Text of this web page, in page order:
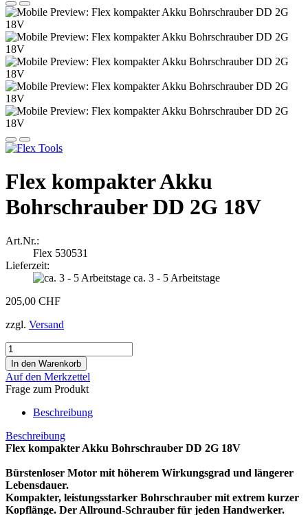
Flex kompakter Akku
Bohrschrauber DD 2G 18V
Art.Nr.:
Flex 530531
Lieferzeit:
ca. 3 - 5 Arbeitstage
205,00 CHF
zzgl. Versand
Auf den Merkzettel
Frage zum Produkt
Beschreibung
Beschreibung
Flex kompakter Akku Bohrschrauber DD 2G 18V
Bürstenloser Motor mit höherem Wirkungsgrad und längerer
Lebensdauer.
Kompakter, leistungsstarker Bohrschrauber mit extrem kurzer
Kopflänge. Der Allround-Schrauber für jeden Handwerker.